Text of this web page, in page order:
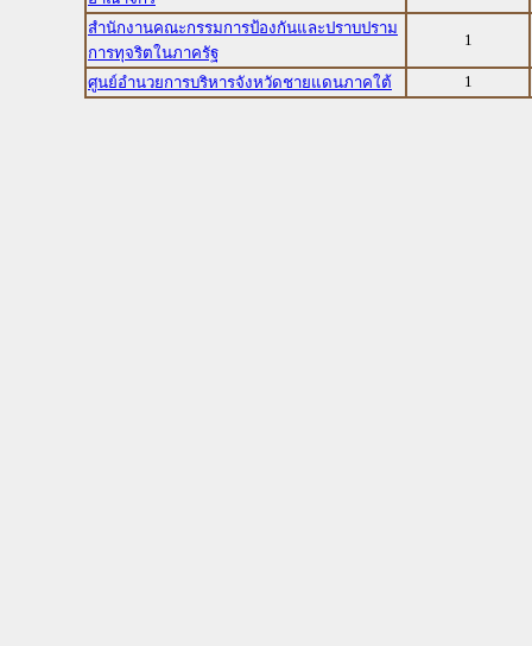
สำนักงานคณะกรรมการป้องกันและปราบปราม
การทุจริตในภาครัฐ
1
ศูนย์อำนวยการบริหารจังหวัดชายแดนภาคใต้ 1